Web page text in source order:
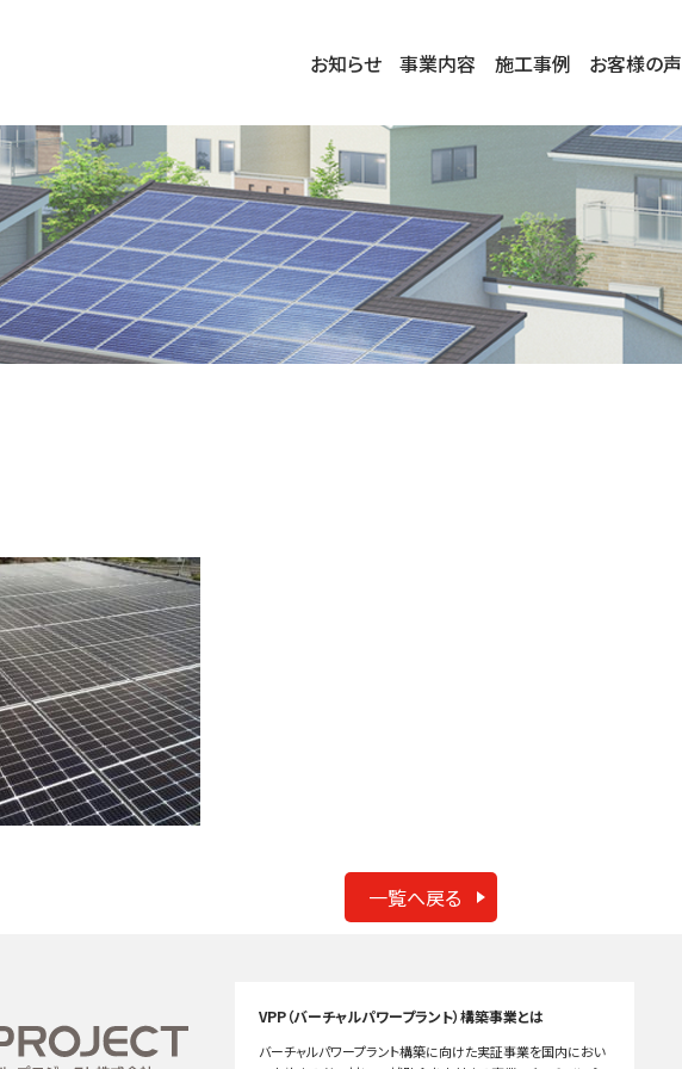
お知らせ 事業内容 施工事例 お客様の声
一覧へ戻る
VPP（バーチャルパワープラント）構築事業とは
バーチャルパワープラント構築に向けた実証事業を国内におい